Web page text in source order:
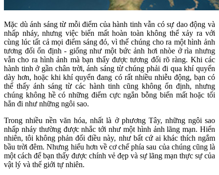
Mặc dù ánh sáng từ mỗi điểm của hành tinh vẫn có sự dao động và
nhấp nháy, nhưng việc biến mất hoàn toàn không thể xảy ra với
cùng lúc tất cả mọi điểm sáng đó, vì thế chúng cho ra một hình ảnh
tương đối ổn định - giống như một bức ảnh hơi nhòe ở rìa nhưng
vẫn cho ra hình ảnh mà bạn thấy được tương đối rõ ràng. Khi các
hành tinh ở gần chân trời, ánh sáng từ chúng phải đi qua khí quyển
dày hơn, hoặc khi khí quyển đang có rất nhiều nhiễu động, bạn có
thể thấy ánh sáng từ các hành tinh cũng không ổn định, nhưng
chúng không hề có những điểm cực ngắn bỗng biến mất hoặc tối
hẳn đi như những ngôi sao.
Trong nhiều nền văn hóa, nhất là ở phương Tây, những ngôi sao
nhấp nháy thường được nhắc tới như một hình ảnh lãng mạn. Hiển
nhiên, tôi không phản đối điều này, như bất cứ ai khác thích ngắm
bầu trời đêm. Nhưng hiểu hơn về cơ chế phía sau của chúng cũng là
một cách để bạn thấy được chính vẻ đẹp và sự lãng mạn thực sự của
vật lý và thế giới tự nhiên.